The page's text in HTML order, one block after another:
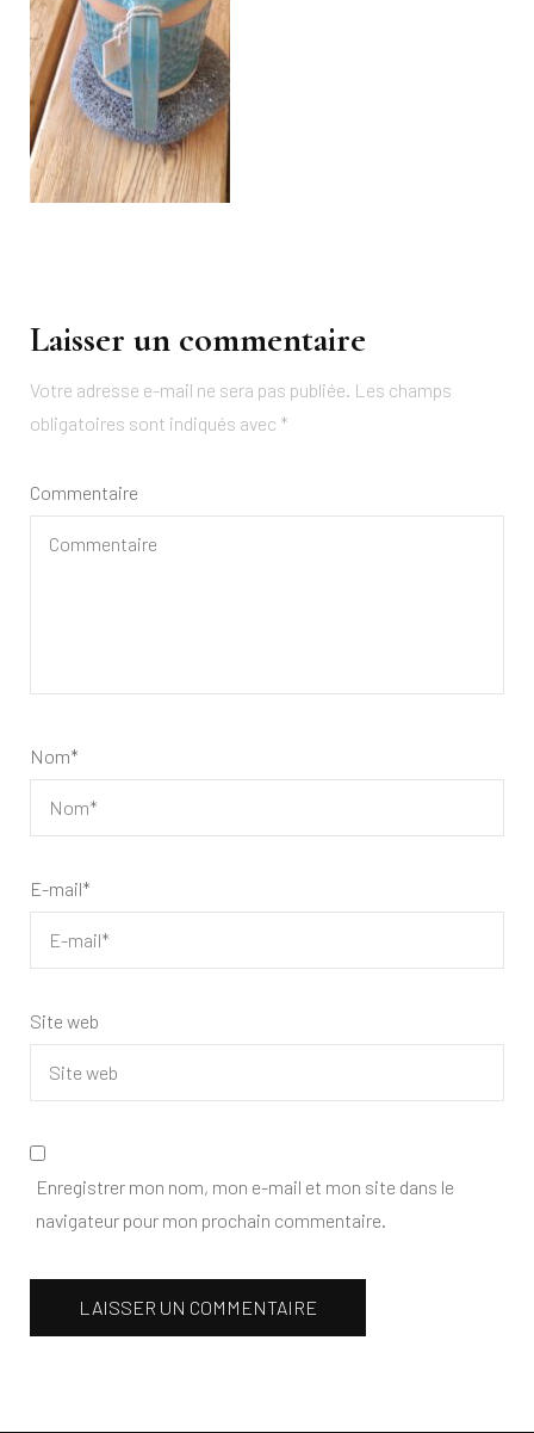
Laisser un commentaire
Votre adresse e-mail ne sera pas publiée. Les champs
obligatoires sont indiqués avec *
Commentaire
Nom*
E-mail*
Site web
Enregistrer mon nom, mon e-mail et mon site dans le
navigateur pour mon prochain commentaire.